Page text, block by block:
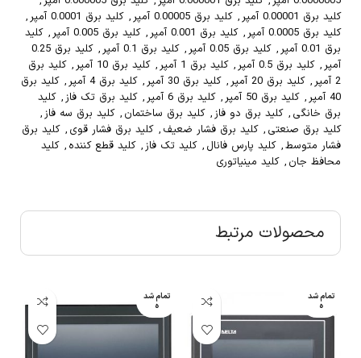
کلید برق 0.00001 آمپر
, کلید برق 0.00005 آمپر , کلید برق 0.0001 آمپر
,
کلید برق 0.0005 آمپر
, کلید برق 0.001 آمپر , کلید برق 0.005 آمپر , کلید
برق 0.01 آمپر
, کلید برق 0.05 آمپر , کلید برق 0.1 آمپر ,
کلید برق 0.25
آمپر , کلید برق 0.5 آمپر , کلید برق 1 آمپر , کلید برق 10 آمپر , کلید برق
2 آمپر
, کلید برق 20 آمپر , کلید برق 30 آمپر , کلید برق 4 آمپر , کلید برق
40 آمپر
, کلید برق 50 آمپر , کلید برق 6 آمپر , کلید برق تک فاز , کلید
برق خانگی , کلید برق دو فاز , کلید برق ساختمان , کلید برق سه فاز ,
کلید برق صنعتی , کلید برق فشار ضعیف , کلید برق فشار قوی , کلید برق
فشار متوسط, کلید پارس فانال , کلید تک فاز , کلید قطع کننده , کلید
محافظ جان , کلید مینیاتوری
محصولات مرتبط
تمام شد
ه
تمام شد
ه